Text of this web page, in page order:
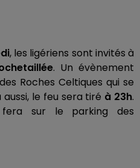
, les ligériens sont invités à
. Un évènement
Roches Celtiques qui se
le feu sera tiré à 23h.
sur le parking des